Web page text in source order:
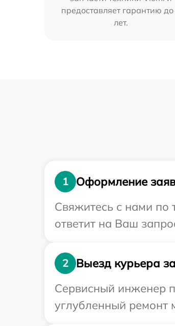
предоставляет гарантию до
лет.
1
Оформление
Свяжитесь с нами по
ответит на Ваш
2
Выезд курьера
Сервисный инженер
углубленный ремонт